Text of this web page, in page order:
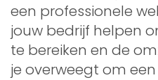
een professionele
jouw bedrijf helpen
te bereiken en de
je overweegt om